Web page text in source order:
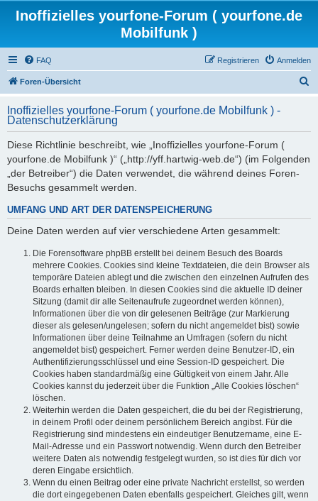
Inoffizielles yourfone-Forum ( yourfone.de
Mobilfunk )
FAQ Anmelden
Registrieren
Foren-Übersicht
h
Inoffizielles yourfone-Forum ( yourfone.de Mobilfunk ) -
Datenschutzerklärung
Diese Richtlinie beschreibt, wie „Inoffizielles yourfone-Forum (
yourfone.de Mobilfunk )“ („http://yff.hartwig-web.de“) (im Folgenden
„der Betreiber“) die Daten verwendet, die während deines Foren-
Besuchs gesammelt werden.
UMFANG UND ART DER DATENSPEICHERUNG
Deine Daten werden auf vier verschiedene Arten gesammelt:
Die Forensoftware phpBB erstellt bei deinem Besuch des Boards
mehrere Cookies. Cookies sind kleine Textdateien, die dein Browser als
temporäre Dateien ablegt und die zwischen den einzelnen Aufrufen des
Boards erhalten bleiben. In diesen Cookies sind die aktuelle ID deiner
Sitzung (damit dir alle Seitenaufrufe zugeordnet werden können),
Informationen über die von dir gelesenen Beiträge (zur Markierung
dieser als gelesen/ungelesen; sofern du nicht angemeldet bist) sowie
Informationen über deine Teilnahme an Umfragen (sofern du nicht
angemeldet bist) gespeichert. Ferner werden deine Benutzer-ID, ein
Authentifizierungsschlüssel und eine Session-ID gespeichert. Die
Cookies haben standardmäßig eine Gültigkeit von einem Jahr. Alle
Cookies kannst du jederzeit über die Funktion „Alle Cookies löschen“
löschen.
Weiterhin werden die Daten gespeichert, die du bei der Registrierung,
in deinem Profil oder deinem persönlichem Bereich angibst. Für die
Registrierung sind mindestens ein eindeutiger Benutzername, eine E-
Mail-Adresse und ein Passwort notwendig. Wenn durch den Betreiber
weitere Daten als notwendig festgelegt wurden, so ist dies für dich vor
deren Eingabe ersichtlich.
Wenn du einen Beitrag oder eine private Nachricht erstellst, so werden
die dort eingegebenen Daten ebenfalls gespeichert. Gleiches gilt, wenn